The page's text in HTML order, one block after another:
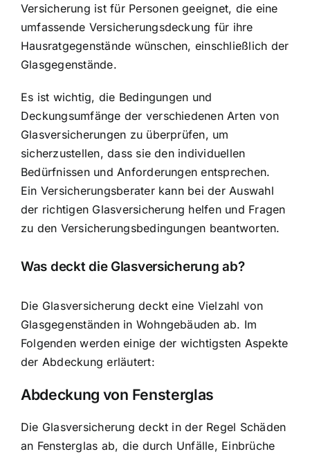
Versicherung ist für Personen geeignet, die eine
umfassende Versicherungsdeckung für ihre
Hausratgegenstände wünschen, einschließlich der
Glasgegenstände.
Es ist wichtig, die Bedingungen und
Deckungsumfänge der verschiedenen Arten von
Glasversicherungen zu überprüfen, um
sicherzustellen, dass sie den individuellen
Bedürfnissen und Anforderungen entsprechen.
Ein Versicherungsberater kann bei der Auswahl
der richtigen Glasversicherung helfen und Fragen
zu den Versicherungsbedingungen beantworten.
Was deckt die Glasversicherung ab?
Die Glasversicherung deckt eine Vielzahl von
Glasgegenständen in Wohngebäuden ab. Im
Folgenden werden einige der wichtigsten Aspekte
der Abdeckung erläutert:
Abdeckung von Fensterglas
Die Glasversicherung deckt in der Regel Schäden
an Fensterglas ab, die durch Unfälle, Einbrüche